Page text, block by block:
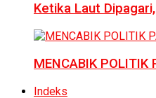
Ketika Laut
MENCABIK POLITIK
Indeks